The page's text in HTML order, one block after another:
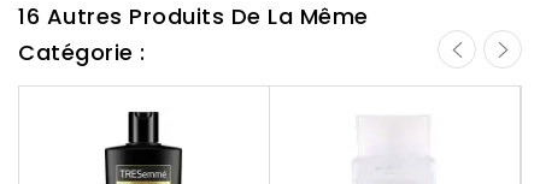
16 Autres Produits De La Même
Catégorie :